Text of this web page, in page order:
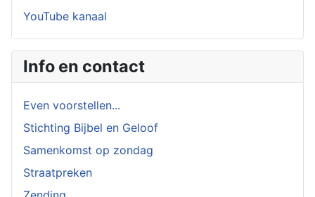
YouTube kanaal
Info en contact
Even voorstellen...
Stichting Bijbel en Geloof
Samenkomst op zondag
Straatpreken